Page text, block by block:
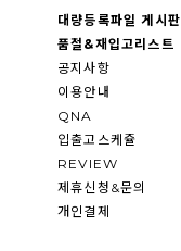
대량등록파일 게시판
품절&재입고리스트
공지사항
이용안내
QNA
입출고스케쥴
REVIEW
제휴신청&문의
개인결제